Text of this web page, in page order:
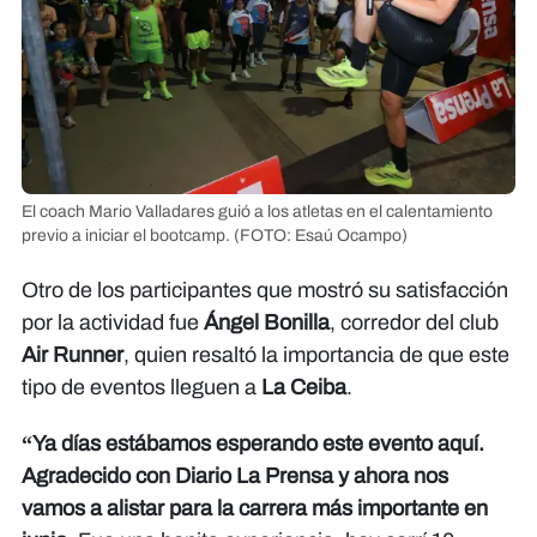
El coach Mario Valladares guió a los atletas en el calentamiento
previo a iniciar el bootcamp. (FOTO: Esaú Ocampo)
Otro de los participantes que mostró su satisfacción
por la actividad fue Ángel Bonilla, corredor del club
Air Runner, quien resaltó la importancia de que este
tipo de eventos lleguen a La Ceiba.
“Ya días estábamos esperando este evento aquí.
Agradecido con Diario La Prensa y ahora nos
vamos a alistar para la carrera más importante en